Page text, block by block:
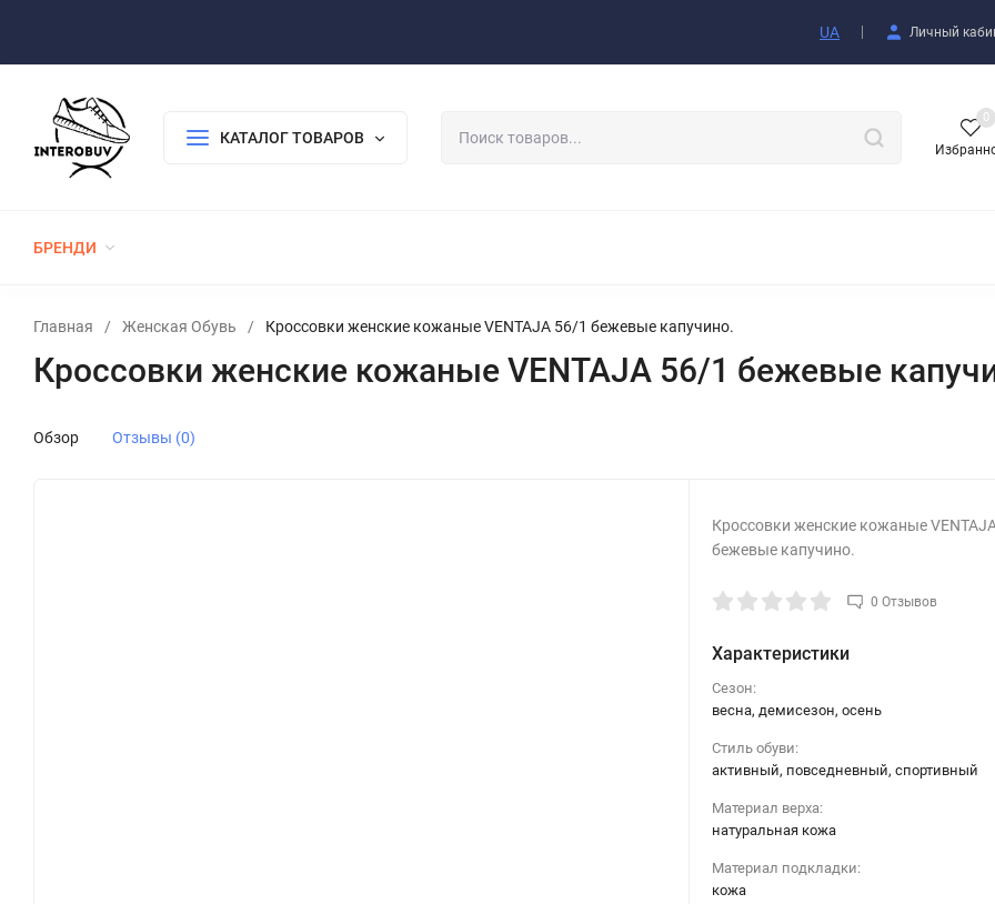
UA Личный
КАТАЛОГ ТОВАРОВ
0
БРЕНДИ
Главная / Женская Обувь / Кроссовки женские кожаные VENTAJA 56/1 бежевые капучино.
Кроссовки женские кожаные VENTAJA 56/1 бежевые
Обзор Отзывы (0)
Кроссовки женские кожаные
бежевые капучино.
0 Отзывов
Характеристики
Сезон:
весна, демисезон, осень
Стиль обуви:
активный, повседневный, спортивный
Материал верха:
натуральная кожа
Материал подкладки:
кожа